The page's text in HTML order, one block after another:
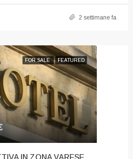
2 settimane fa
FOR SALE FEATURED
IN ZONA VARESE